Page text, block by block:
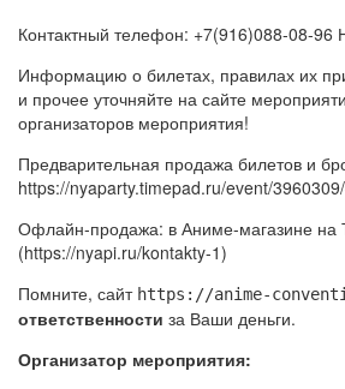
Контактный телефон: +7(916)088-08-96
Информацию о билетах, правилах их
и прочее уточняйте на сайте
организаторов мероприятия!
Предварительная продажа билетов и
https://nyaparty.timepad.ru/event/
Офлайн‑продажа: в Аниме-магазине на
(https://nyapi.ru/kontakty-1)
Помните, сайт https://anime-
ответственности за Ваши деньги.
Организатор мероприятия: